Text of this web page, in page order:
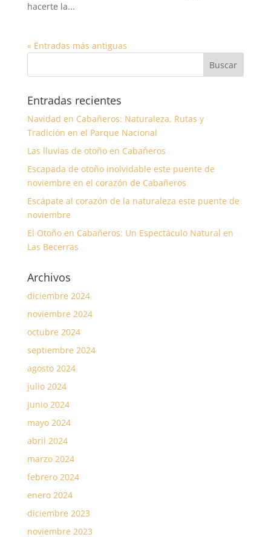
hacerte la...
« Entradas más antiguas
Entradas recientes
Navidad en Cabañeros: Naturaleza, Rutas y
Tradición en el Parque Nacional
Las lluvias de otoño en Cabañeros
Escapada de otoño inolvidable este puente de
noviembre en el corazón de Cabañeros
Escápate al corazón de la naturaleza este puente de
noviembre
El Otoño en Cabañeros: Un Espectáculo Natural en
Las Becerras
Archivos
diciembre 2024
noviembre 2024
octubre 2024
septiembre 2024
agosto 2024
julio 2024
junio 2024
mayo 2024
abril 2024
marzo 2024
febrero 2024
enero 2024
diciembre 2023
noviembre 2023